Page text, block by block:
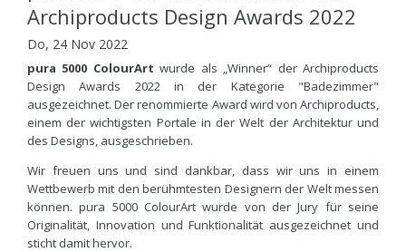
Archiproducts Design Awards 2022
Do, 24 Nov 2022
pura 5000 ColourArt wurde als „Winner“ der Archiproducts
Design Awards 2022 in der Kategorie "Badezimmer"
ausgezeichnet. Der renommierte Award wird von Archiproducts,
einem der wichtigsten Portale in der Welt der Architektur und
des Designs, ausgeschrieben.
Wir freuen uns und sind dankbar, dass wir uns in einem
Wettbewerb mit den berühmtesten Designern der Welt messen
können. pura 5000 ColourArt wurde von der Jury für seine
Originalität, Innovation und Funktionalität ausgezeichnet und
sticht damit hervor.